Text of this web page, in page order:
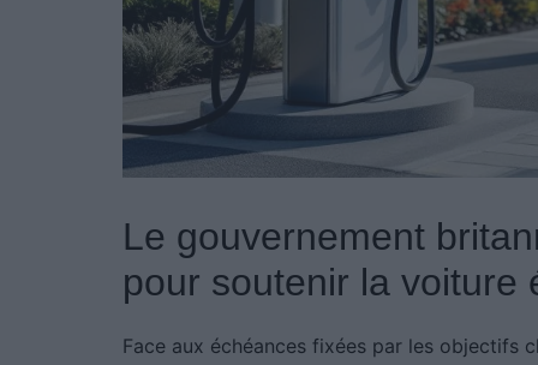
Le gouvernement
pour soutenir la voiture
Face aux échéances fixées par les objectifs